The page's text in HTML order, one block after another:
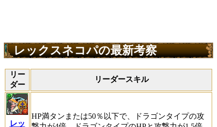
レックスネコパの最新考察
リー
ダー
リーダースキル
レッ
HP満タンまたは50％以下で、ドラゴンタイプの攻